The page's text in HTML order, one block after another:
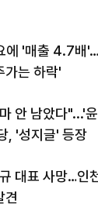
에 '매출 4.7배
가는 하락'
안 남았다"...'
, '성지글' 등장
대표 사망…인
견